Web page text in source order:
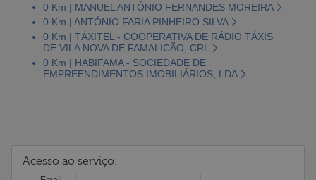
0 Km | MANUEL ANTÓNIO FERNANDES MOREIRA
0 Km | ANTÓNIO FARIA PINHEIRO SILVA
0 Km | TÁXITEL - COOPERATIVA DE RÁDIO TÁXIS
DE VILA NOVA DE FAMALICÃO, CRL
0 Km | HABIFAMA - SOCIEDADE DE
EMPREENDIMENTOS IMOBILIÁRIOS, LDA
Acesso ao serviço: